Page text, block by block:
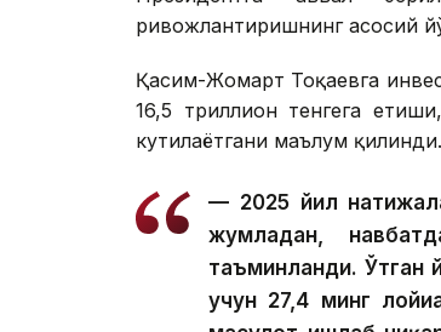
ривожлантиришнинг асосий
Қасим-Жомарт Тоқаевга
16,5 триллион тенгега
кутилаётгани маълум қилинди.
— 2025 йил
жумладан,
таъминланди. Ўтган
учун 27,4 минг